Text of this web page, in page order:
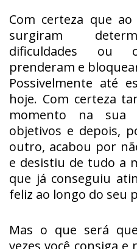
Com certeza que
surgiram
dificuldades ou
prenderam e
Possivelmente até
hoje. Com certeza
momento na sua
objetivos e depois,
outro, acabou por
e desistiu de tudo a
que já conseguiu
feliz ao longo do seu
Mas o que será
vezes você consiga